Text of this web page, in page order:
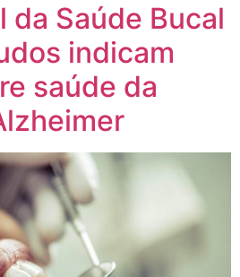
da Saúde Bucal
indicam
saúde da